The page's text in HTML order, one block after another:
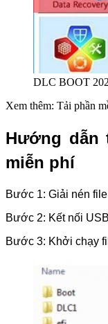
DLC BOOT
Xem thêm: Tải phần
Hướng dẫn
miễn phí
Bước 1: Giải nén
Bước 2: Kết nối
Bước 3: Khởi chạy